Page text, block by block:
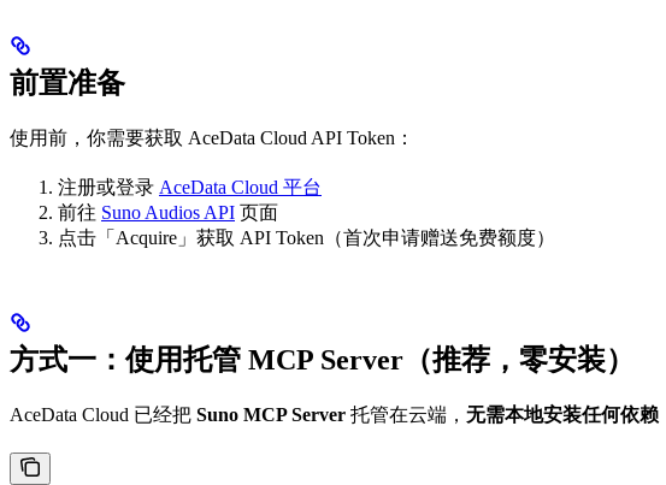
前置准备
使用前，你需要获取 AceData Cloud API Token：
注册或登录 AceData Cloud 平台
前往 Suno Audios API 页面
点击「Acquire」获取 API Token（首次申请赠送免费额度）
方式一：使用托管 MCP Server（推荐，零安装）
AceData Cloud 已经把 Suno MCP Server 托管在云端， 无需本地安装任何依赖